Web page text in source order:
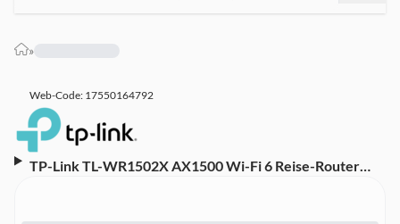
»
Web-Code: 17550164792
TP-Link TL-WR1502X AX1500 Wi-Fi 6 Reise-Router